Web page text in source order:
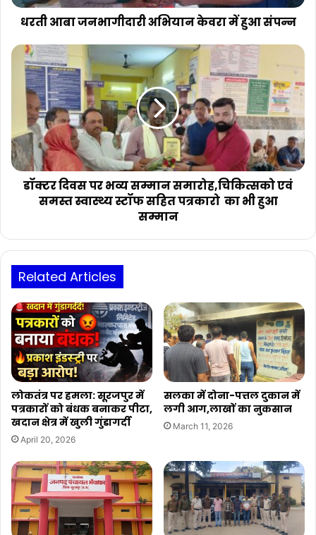
धरती आबा जनभागीदारी अभियान केवरा में हुआ संपन्न
डॉक्टर
दिवस
भव्य
सम्मान
समारोह,चिकित्सको
एवं
समस्त
स्वास्थ्य
स्टॉफ
भी
सम्मान
डॉक्टर दिवस पर भव्य सम्मान समारोह,चिकित्सको एवं
समस्त स्वास्थ्य स्टॉफ सहित पत्रकारो का भी हुआ
सम्मान
Related Articles
लोकतंत्र पर हमला: सूरजपुर में
पत्रकारों को बंधक बनाकर पीटा,
खदान क्षेत्र में खुली गुंडागर्दी
April 20, 2026
सलका में दोना-पत्तल दुकान में
लगी आग,लाखों का नुकसान
March 11, 2026